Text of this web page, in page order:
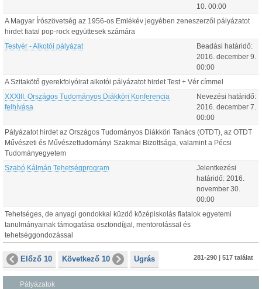
10 00:00
A Magyar Írószövetség az 1956-os Emlékév jegyében zeneszerzői pályázatot
hirdet fiatal pop-rock együttesek számára
Testvér - Alkotói pályázat
Beadási határidő:
2016. december 9
00:00
A Szitakötő gyerekfolyóirat alkotói pályázatot hirdet Test + Vér címmel
XXXIII. Országos Tudományos Diákköri Konferencia
felhívása
Nevezési határidő:
2016. december 7
00:00
Pályázatot hirdet az Országos Tudományos Diákköri Tanács (OTDT), az OTDT
Művészeti és Művészettudományi Szakmai Bizottsága, valamint a Pécsi
Tudományegyetem
Szabó Kálmán Tehetségprogram
Jelentkezési
határidő: 2016.
november 30
00:00
Tehetséges, de anyagi gondokkal küzdő középiskolás fiatalok egyetemi
tanulmányainak támogatása ösztöndíjjal, mentorolással és
tehetséggondozással
Előző 10 Következő 10 Ugrás 281-290 | 517 találat
Pályázatok